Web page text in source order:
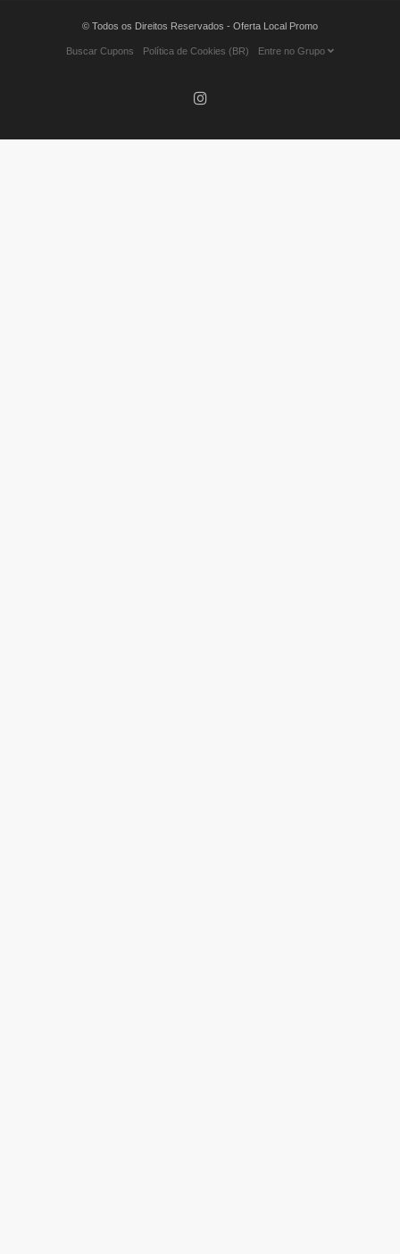
© Todos os Direitos Reservados - Oferta Local Promo
Buscar Cupons Política de Cookies (BR) Entre no Grupo